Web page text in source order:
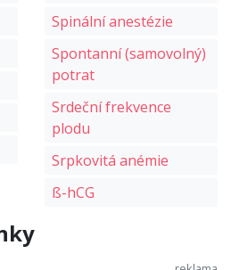
Spinální anestézie
Spontanní (samovolný)
potrat
Srdeční frekvence
plodu
Srpkovitá anémie
ß-hCG